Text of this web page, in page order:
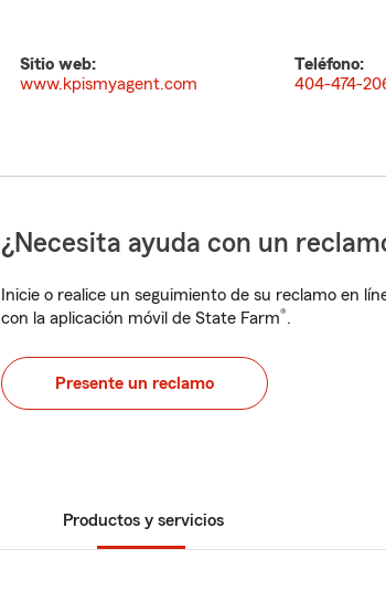
Sitio web:
www.kpismyagent.com
Teléfono:
404-474-
¿Necesita ayuda con un
Inicie o realice un seguimiento de su reclamo en
con la aplicación móvil de State Farm®.
Presente un reclamo
Productos y servicios